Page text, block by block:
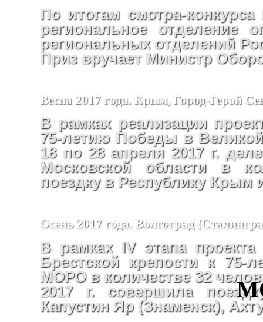
По итогам смотра-
региональное отделение
региональных отделений
Приз вручает Министр
Весна 2017 года. Крым, Город-Герой
В рамках реализации
75-летию Победы в
18 по 28 апреля 2017 г.
Московской области в
поездку в Республику Крым
Осень 2017 года. Волгоград
В рамках IV этапа
Брестской крепости к 75-
МОРО в количестве 32
2017 г. совершила
Капустин Яр (Знаменск),